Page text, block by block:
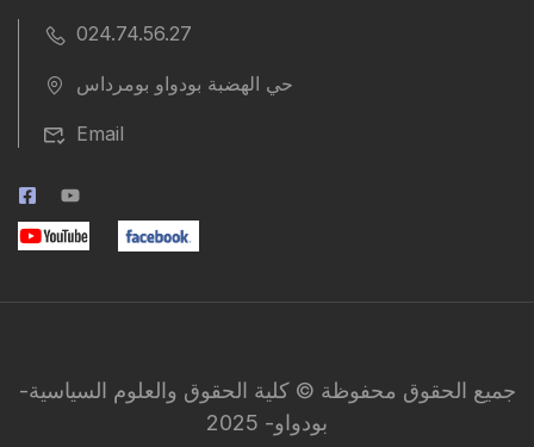
024.74.56.27
حي الهضبة بودواو بومرداس
Email
جميع الحقوق محفوظة © كلية الحقوق والعلوم السياسية-
بودواو- 2025